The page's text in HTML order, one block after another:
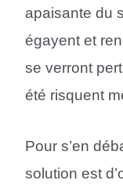
apaisante du
égayent et
se verront
été risquent
Pour s’en
solution est